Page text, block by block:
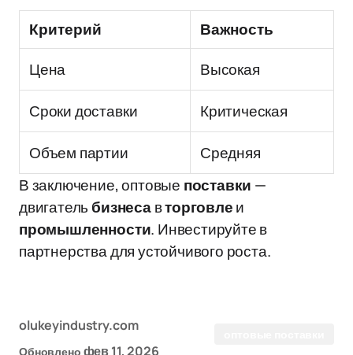
Критерий Важность
Цена Высокая
Сроки доставки Критическая
Объем партии
Средняя
В заключение, оптовые поставки —
двигательбизнесавторговлеи
промышленности. Инвестируйте в
партнерства для устойчивого роста.
olukeyindustry.com
Обновлено фев 11, 2026